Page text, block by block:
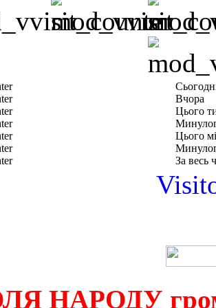
Вчора
Цього
Цього
За весь
НАРОДУ